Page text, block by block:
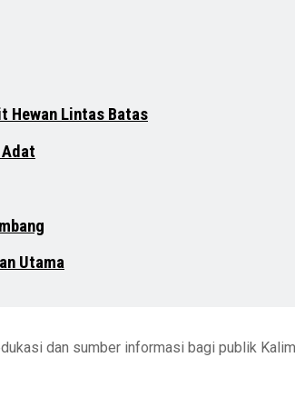
Hewan Lintas Batas
Utama
dan sumber informasi bagi publik